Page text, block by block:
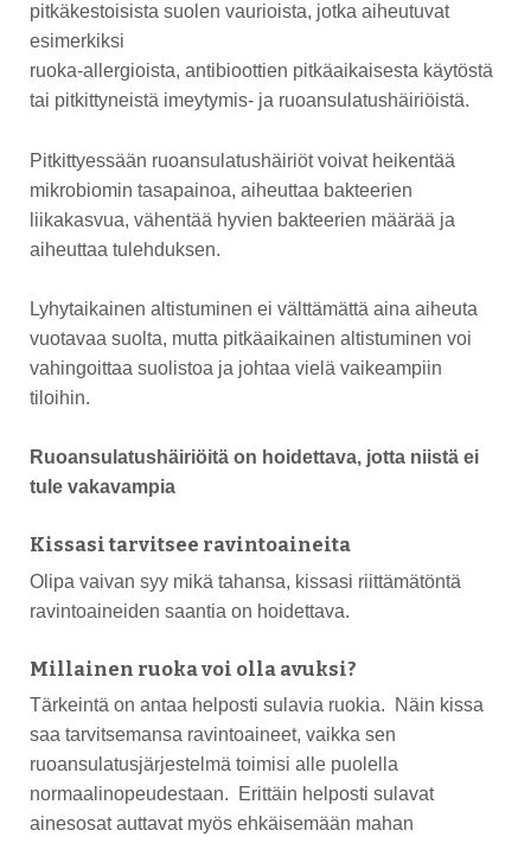
pitkäkestoisista suolen vaurioista, jotka aiheutuvat
esimerkiksi
ruoka-allergioista, antibioottien pitkäaikaisesta käytöstä
tai pitkittyneistä imeytymis- ja ruoansulatushäiriöistä.
Pitkittyessään ruoansulatushäiriöt voivat heikentää
mikrobiomin tasapainoa, aiheuttaa bakteerien
liikakasvua, vähentää hyvien bakteerien määrää ja
aiheuttaa tulehduksen.
Lyhytaikainen altistuminen ei välttämättä aina aiheuta
vuotavaa suolta, mutta pitkäaikainen altistuminen voi
vahingoittaa suolistoa ja johtaa vielä vaikeampiin
tiloihin.
Ruoansulatushäiriöitä on hoidettava, jotta niistä ei
tule vakavampia
Kissasi tarvitsee ravintoaineita
Olipa vaivan syy mikä tahansa, kissasi riittämätöntä
ravintoaineiden saantia on hoidettava.
Millainen ruoka voi olla avuksi?
Tärkeintä on antaa helposti sulavia ruokia. Näin kissa
saa tarvitsemansa ravintoaineet, vaikka sen
ruoansulatusjärjestelmä toimisi alle puolella
normaalinopeudestaan. Erittäin helposti sulavat
ainesosat auttavat myös ehkäisemään mahan